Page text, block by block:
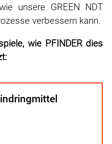
unsere GREEN NDT
verbessern kann.
wie PFINDER dies